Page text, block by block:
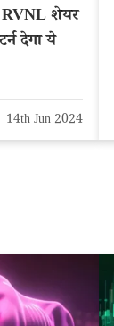
शेयर
देगा ये
14th Jun 2024